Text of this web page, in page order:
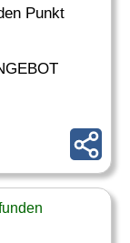
Punkt